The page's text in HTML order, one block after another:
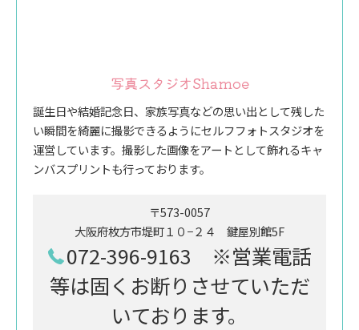
写真スタジオShamoe
誕生日や結婚記念日、家族写真などの思い出として残した
い瞬間を綺麗に撮影できるようにセルフフォトスタジオを
運営しています。撮影した画像をアートとして飾れるキャ
ンバスプリントも行っております。
〒573-0057
大阪府枚方市堤町１０−２４ 鍵屋別館5F
072-396-9163 ※営業電話
等は固くお断りさせていただ
いております。